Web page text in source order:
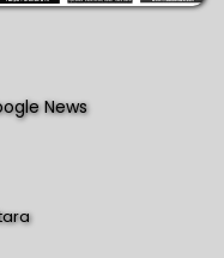
News